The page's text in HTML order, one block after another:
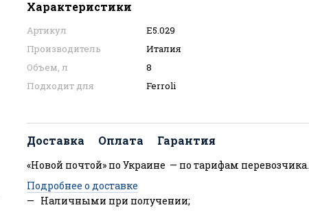
Характеристики
Артикул
E5.029
Производитель
Италия
Объем, л
8
Подходит для
Ferroli
Доставка Оплата Гарантия
«Новой почтой» по Украине — по тарифам перевозчика.
Подробнее о доставке
Наличными при получении;